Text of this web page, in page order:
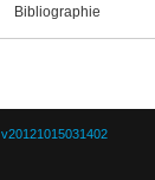
Bibliographie
v20121015031402